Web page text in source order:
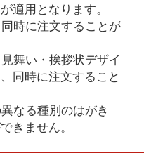
適用となります。
時に注文することが
舞い・挨拶状デザイ
同時に注文すること
なる種別のはがき
きません。